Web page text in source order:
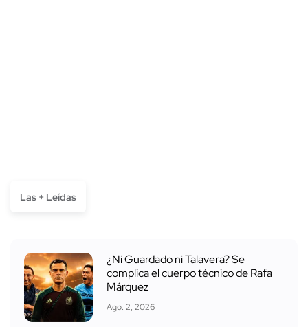
Las + Leídas
¿Ni Guardado ni Talavera? Se
complica el cuerpo técnico de Rafa
Márquez
Ago. 2, 2026